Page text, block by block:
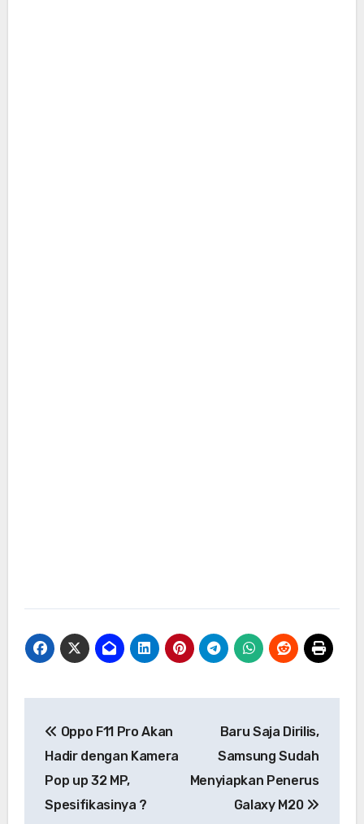
pos
Oppo F11 Pro Akan
Hadir dengan Kamera
Pop up 32 MP,
Spesifikasinya ?
Baru Saja Dirilis,
Samsung Sudah
Menyiapkan Penerus
Galaxy M20